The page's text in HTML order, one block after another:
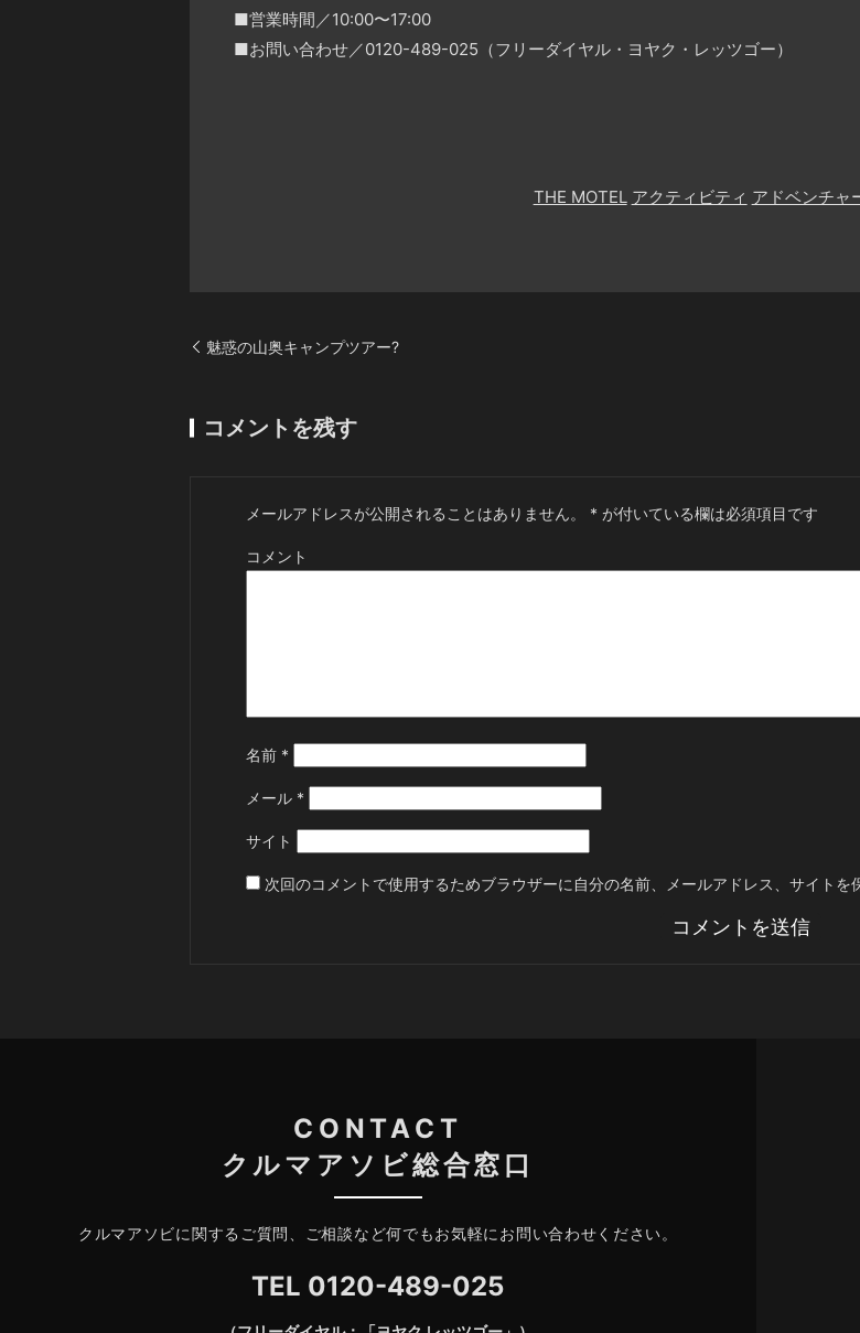
■営業時間／10:00〜17:00
■お問い合わせ／0120-489-025（フリーダイヤル・ヨヤク・レッツゴー）
THE MOTEL アクティビティ アドベンチャ
魅惑の山奥キャンプツアー?
コメントを残す
メールアドレスが公開されることはありません。 * が付いている欄は必須項目です
コメント
名前 *
メール *
サイト
次回のコメントで使用するためブラウザーに自分の名前、メールアドレス、サイトを
CONTACT
クルマアソビ総合窓口
クルマアソビに関するご質問、ご相談など何でもお気軽にお問い合わせください。
TEL 0120-489-025